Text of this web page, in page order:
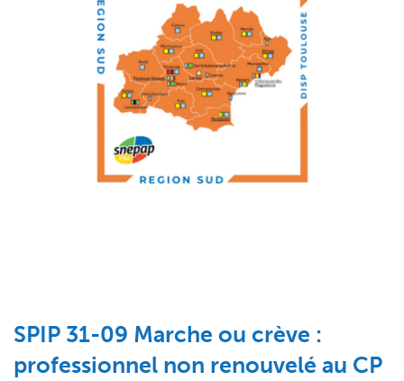
SPIP 31-09 Marche ou crève :
professionnel non renouvelé au CP